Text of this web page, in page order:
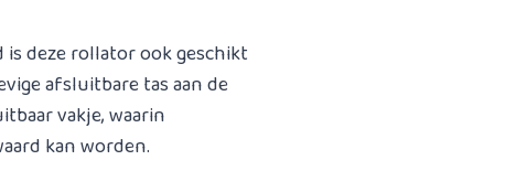
deze rollator ook geschikt
afsluitbare tas aan de
vakje, waarin
kan worden.